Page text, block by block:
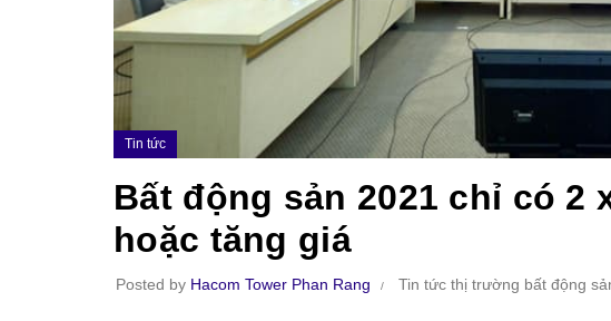
Tin tức
Bất động sản 2021 chỉ có
hoặc tăng giá
Posted by Hacom Tower Phan Rang Tin tức thị trường bất động